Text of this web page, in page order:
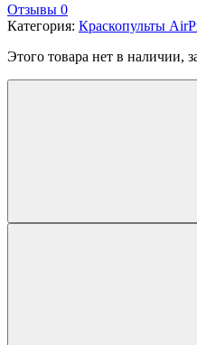
Отзывы 0
Категория: Краскопульты
Этого товара нет в наличии,